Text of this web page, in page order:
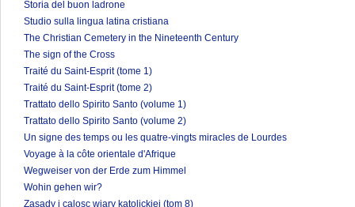
Storia del buon ladrone
Studio sulla lingua latina cristiana
The Christian Cemetery in the Nineteenth Century
The sign of the Cross
Traité du Saint-Esprit (tome 1)
Traité du Saint-Esprit (tome 2)
Trattato dello Spirito Santo (volume 1)
Trattato dello Spirito Santo (volume 2)
Un signe des temps ou les quatre-vingts miracles de Lourdes
Voyage à la côte orientale d'Afrique
Wegweiser von der Erde zum Himmel
Wohin gehen wir?
Zasady i calosc wiary katolickiej (tom 8)